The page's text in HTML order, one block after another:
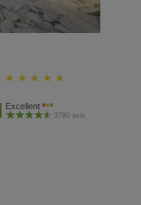
Excellent
3780 avis